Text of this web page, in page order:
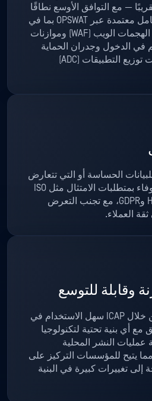
— مع التوافق الأوسع نطاقًا
في السوق وعمليات تكامل معتمدة عبر OPSWAT بما في
ذلك جدران الحماية من الهجمات الويب (WAF) وموازنات
في الدخول وجدران الحماية
من الجيل التالي ووحدات توزيع التطبيقات (ADC)
الحساسة أو التي تتعارض
مع السياسات، وذلك للوفاء بمتطلبات الامتثال مثل ISO
27001 وPCI-DSS وHIPAA وGDPR، مع تجنب التعرض
العملاء.
وقابلة للتوسع
قلل التكاليف العامة من خلال ICAP سهل الاستخدام في
يتوافق مع أي بنية تحتية لتكنولوجيا
النشر المحلية
يتيح للمؤسسات التركيز على
إلى تغييرات كبيرة في البنية